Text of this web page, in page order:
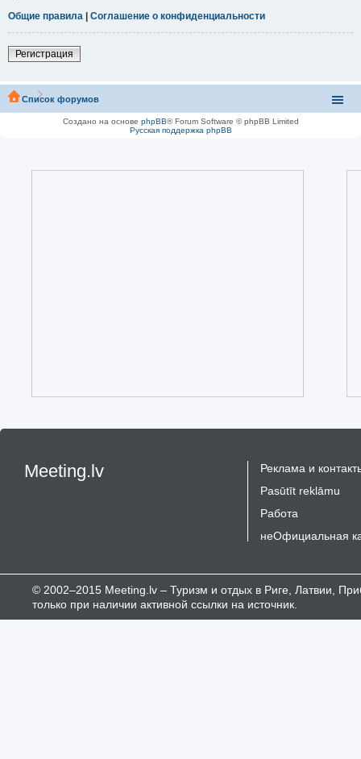
Общие правила
Соглашение о конфиденциальности
Регистрация
Список форумов
Создано на основе phpBB® Forum Software © phpBB Limited
Русская поддержка phpBB
Meeting.lv
Реклама и
Pasūtīt reklāmu
Работа
неОфициальная
© 2002–2015 Meeting.lv – Туризм и отдых в Риге, Латвии,
только при наличии активной ссылки на источник.